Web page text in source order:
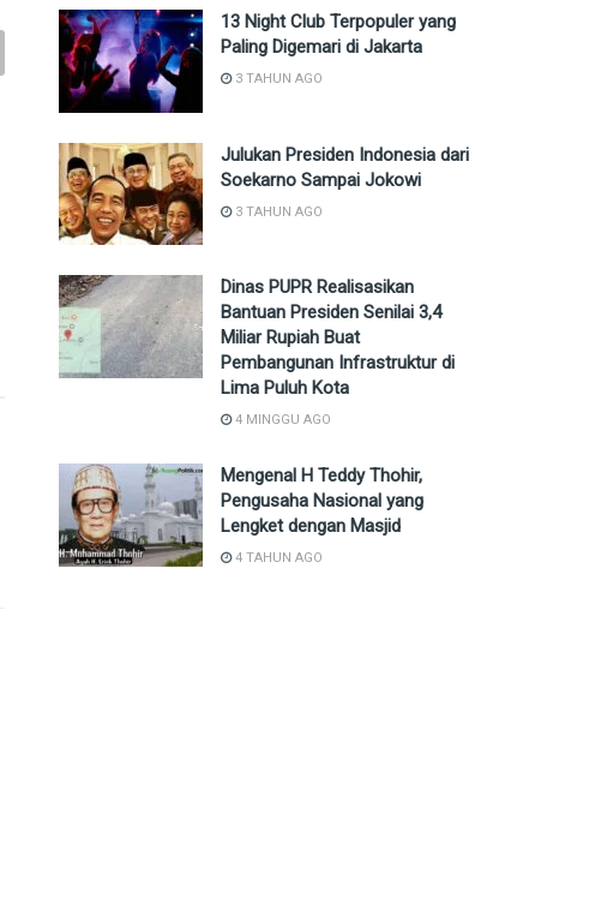
13 Night Club Terpopuler yang
Paling Digemari di Jakarta
3 TAHUN AGO
Julukan Presiden Indonesia dari
Soekarno Sampai Jokowi
3 TAHUN AGO
Dinas PUPR Realisasikan
Bantuan Presiden Senilai 3,4
Miliar Rupiah Buat
Pembangunan Infrastruktur di
Lima Puluh Kota
4 MINGGU AGO
Mengenal H Teddy Thohir,
Pengusaha Nasional yang
Lengket dengan Masjid
4 TAHUN AGO